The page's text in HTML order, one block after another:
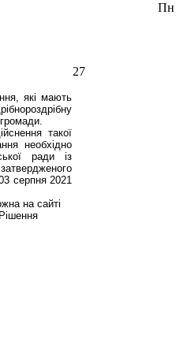
які мають
такої
необхідно
ради із
серпня 2021
на сайті
Пн
27